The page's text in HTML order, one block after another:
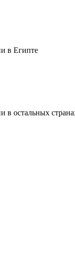
в Египте
остальных